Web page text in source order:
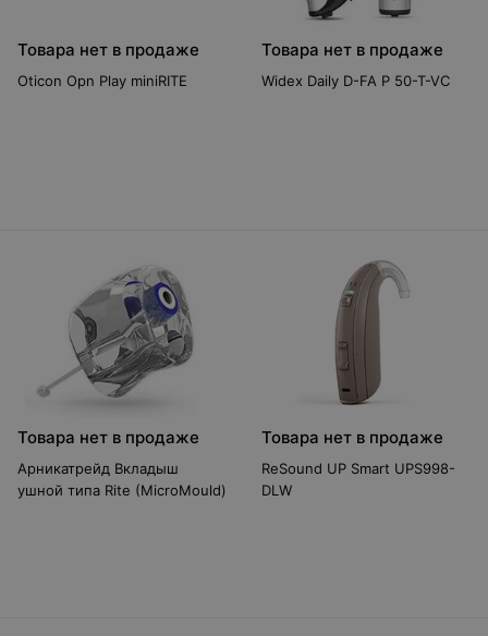
Товара нет в продаже
Oticon Opn Play miniRITE
Товара нет в продаже
Widex Daily D-FA P 50-T-VC
Товара нет в продаже
Арникатрейд Вкладыш
ушной типа Rite (MicroMould)
Товара нет в продаже
ReSound UP Smart UPS998-
DLW